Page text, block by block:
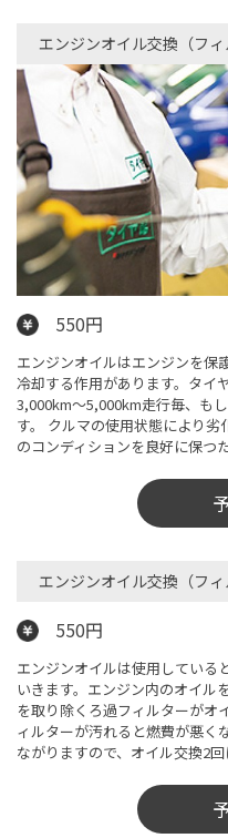
エンジンオイル交換（フィ
550円
エンジンオイルはエンジンを保
冷却する作用があります。タイ
3,000km～5,000km走行毎、も
す。 クルマの使用状態により
のコンディションを良好に保つ
エンジンオイル交換（フィ
550円
エンジンオイルは使用している
いきます。エンジン内のオイル
を取り除くろ過フィルターがオ
ィルターが汚れると燃費が悪く
ながりますので、オイル交換2